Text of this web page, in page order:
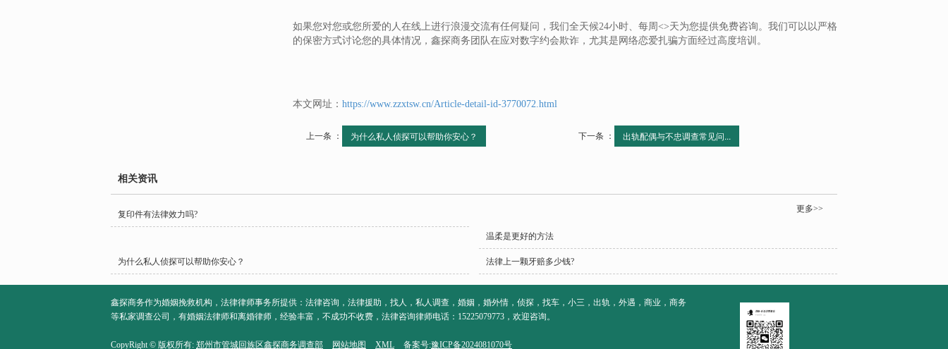
如果您对您或您所爱的人在线上进行浪漫交流有任何疑问，我们全天候24小时、每周<>天为您提供免费咨询。我们可以以严格
的保密方式讨论您的具体情况，鑫探商务团队在应对数字约会欺诈，尤其是网络恋爱扎骗方面经过高度培训。
本文网址： https://www.zzxtsw.cn/Article-detail-id-3770072.html
上一条 ： 为什么私人侦探可以帮助你安心？ 下一条 ： 出轨配偶与不忠调查常见问...
相关资讯
更多>>
复印件有法律效力吗?
温柔是更好的方法
为什么私人侦探可以帮助你安心？ 法律上一颗牙赔多少钱?
鑫探商务作为婚姻挽救机构，法律律师事务所提供：法律咨询，法律援助，找人，私人调查，婚姻，婚外情，侦探，找车，小三，出轨，外遇，商业，商务
等私家调查公司，有婚姻法律师和离婚律师，经验丰富，不成功不收费，法律咨询律师电话：15225079773，欢迎咨询。
CopyRight © 版权所有: 郑州市管城回族区鑫探商务调查部 网站地图 XML 备案号:豫ICP备2024081070号